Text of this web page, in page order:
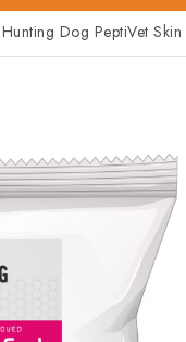
Hunting Dog PeptiVet